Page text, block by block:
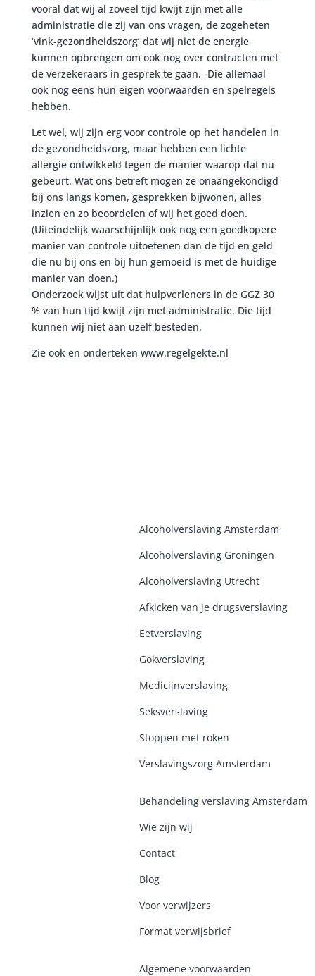
vooral dat wij al zoveel tijd kwijt zijn met alle
administratie die zij van ons vragen, de zogeheten
‘vink-gezondheidszorg’ dat wij niet de energie
kunnen opbrengen om ook nog over contracten met
de verzekeraars in gesprek te gaan. -Die allemaal
ook nog eens hun eigen voorwaarden en spelregels
hebben.
Let wel, wij zijn erg voor controle op het handelen in
de gezondheidszorg, maar hebben een lichte
allergie ontwikkeld tegen de manier waarop dat nu
gebeurt. Wat ons betreft mogen ze onaangekondigd
bij ons langs komen, gesprekken bijwonen, alles
inzien en zo beoordelen of wij het goed doen.
(Uiteindelijk waarschijnlijk ook nog een goedkopere
manier van controle uitoefenen dan de tijd en geld
die nu bij ons en bij hun gemoeid is met de huidige
manier van doen.)
Onderzoek wijst uit dat hulpverleners in de GGZ 30
% van hun tijd kwijt zijn met administratie. Die tijd
kunnen wij niet aan uzelf besteden.
Zie ook en onderteken www.regelgekte.nl
Alcoholverslaving Amsterdam
Alcoholverslaving Groningen
Alcoholverslaving Utrecht
Afkicken van je drugsverslaving
Eetverslaving
Gokverslaving
Medicijnverslaving
Seksverslaving
Stoppen met roken
Verslavingszorg Amsterdam
Behandeling verslaving Amsterdam
Wie zijn wij
Contact
Blog
Voor verwijzers
Format verwijsbrief
Algemene voorwaarden